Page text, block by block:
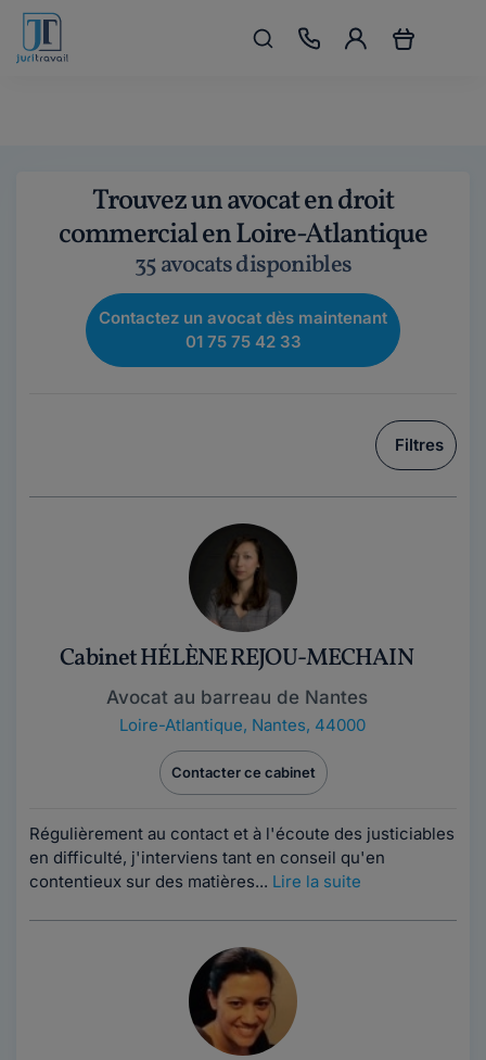
Trouvez un avocat en droit
commercial en Loire-Atlantique
35 avocats disponibles
Contactez un avocat dès maintenant
01 75 75 42 33
Filtres
Cabinet HÉLÈNE REJOU-MECHAIN
Avocat au barreau de Nantes
Loire-Atlantique, Nantes, 44000
Contacter ce cabinet
Régulièrement au contact et à l'écoute des justiciables
en difficulté, j'interviens tant en conseil qu'en
contentieux sur des matières... Lire la suite